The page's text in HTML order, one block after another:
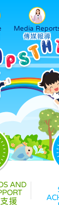
Media
援